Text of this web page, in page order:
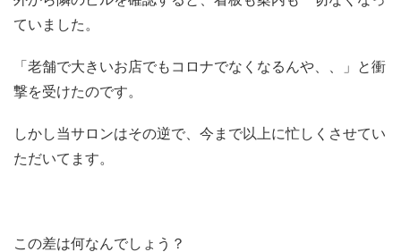
ていました。
「老舗で大きいお店でもコロナでなくなるんや、、」と衝
撃を受けたのです。
しかし当サロンはその逆で、今まで以上に忙しくさせてい
ただいてます。
この差は何なんでしょう？